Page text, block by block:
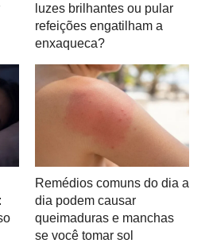
luzes brilhantes ou pular
refeições engatilham a
enxaqueca?
Remédios comuns do dia a
dia podem causar
queimaduras e manchas
se você tomar sol